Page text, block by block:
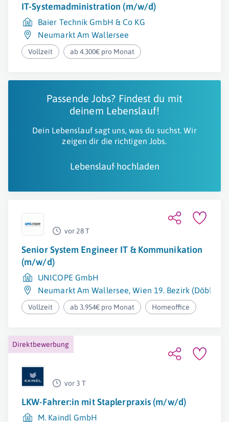
IT-Systemadministration (m/w/d)
Baier Technik GmbH & Co KG
Neumarkt Am Wallersee
Vollzeit ab 4.300€ pro Monat
Passende Jobs? Findest du mit
deinem Lebenslauf!
Dein Lebenslauf sagt uns, was du suchst. Wir
zeigen dir die richtigen Jobs.
Lebenslauf hochladen
vor 28 T
Senior System Engineer IT & Kommunikation
(m/w/d)
UNICOPE GmbH
Neumarkt Am Wallersee,Wien 19. Bezirk (Döbling)
Vollzeit ab 3.954€ pro Monat Homeoffice
Direktbewerbung
vor 3 T
LKW-Fahrer:in mit Staplerpraxis (m/w/d)
M. Kaindl GmbH